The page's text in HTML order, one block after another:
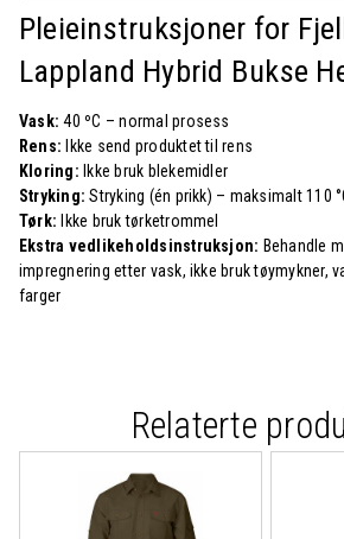
Pleieinstruksjoner for
Lappland Hybrid Bukse
Vask:40 ºC – normal prosess
Rens:
Ikke send produktet til rens
Kloring: Ikke bruk blekemidler
Stryking:Stryking (én prikk) – maksimalt 110
Tørk:
Ikke bruk tørketrommel
Ekstra vedlikeholdsinstruksjon: Behandle
impregnering etter vask, ikke bruk tøymykner,
farger
Relaterte